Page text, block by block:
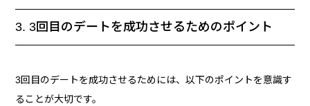
3. 3回目のデートを成功させるためのポイント
3回目のデートを成功させるためには、以下のポイントを意識す
ることが大切です。